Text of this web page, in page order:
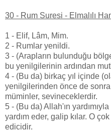
30 - Rum Suresi - Elmalılı
1 - Elif, Lâm, Mim.
2 - Rumlar yenildi.
3 - (Arapların bulunduğu
bu yenilgilerinin ardından
4 - (Bu da) birkaç yıl içinde
yenilgilerinden önce de sonra
müminler, sevineceklerdir.
5 - (Bu da) Allah'ın
yardım eder, galip kılar. O
edicidir.